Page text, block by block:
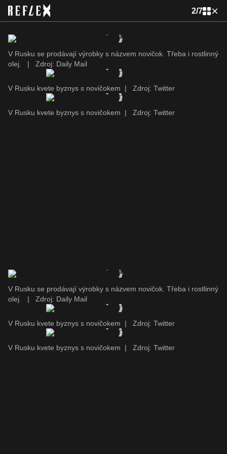
2/7
V Rusku se prodávají výrobky s názvem novičok. Třeba i rostlinný
olej.
| Zdroj: Daily Mail
V Rusku kvete byznys s novičokem | Zdroj: Twitter
V Rusku kvete byznys s novičokem | Zdroj: Twitter
V Rusku se prodávají výrobky s názvem novičok. Třeba i rostlinný
olej.
| Zdroj: Daily Mail
V Rusku kvete byznys s novičokem | Zdroj: Twitter
V Rusku kvete byznys s novičokem | Zdroj: Twitter